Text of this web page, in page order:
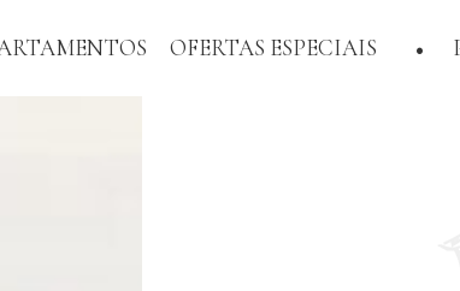
OFERTAS ESPECIAIS